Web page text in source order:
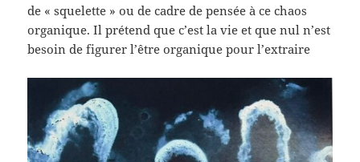
de « squelette » ou de cadre de pensée à ce chaos
organique. Il prétend que c’est la vie et que nul n’est
besoin de figurer l’être organique pour l’extraire